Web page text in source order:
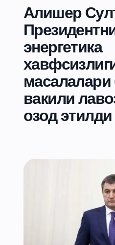
Алишер
энергетика
вакили
озод этилди